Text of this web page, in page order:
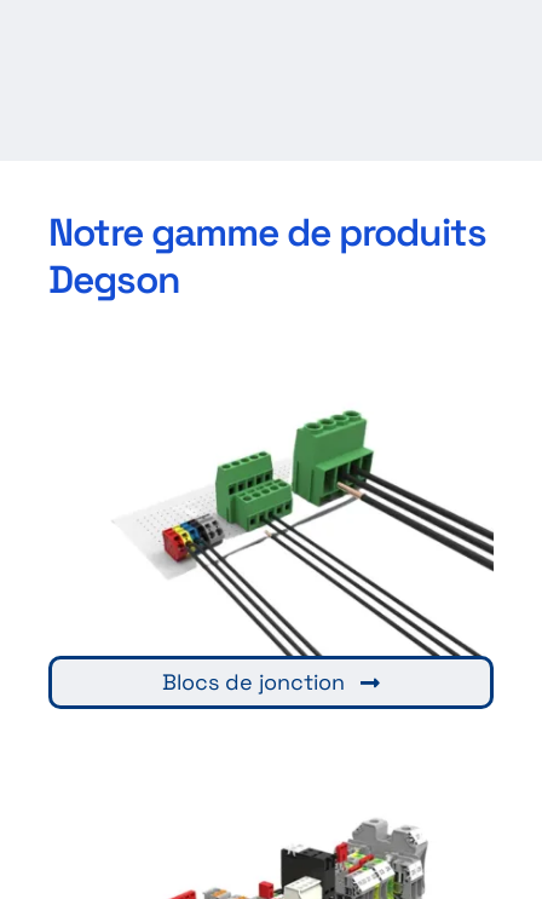
Notre gamme de produits
Degson
Blocs de jonction